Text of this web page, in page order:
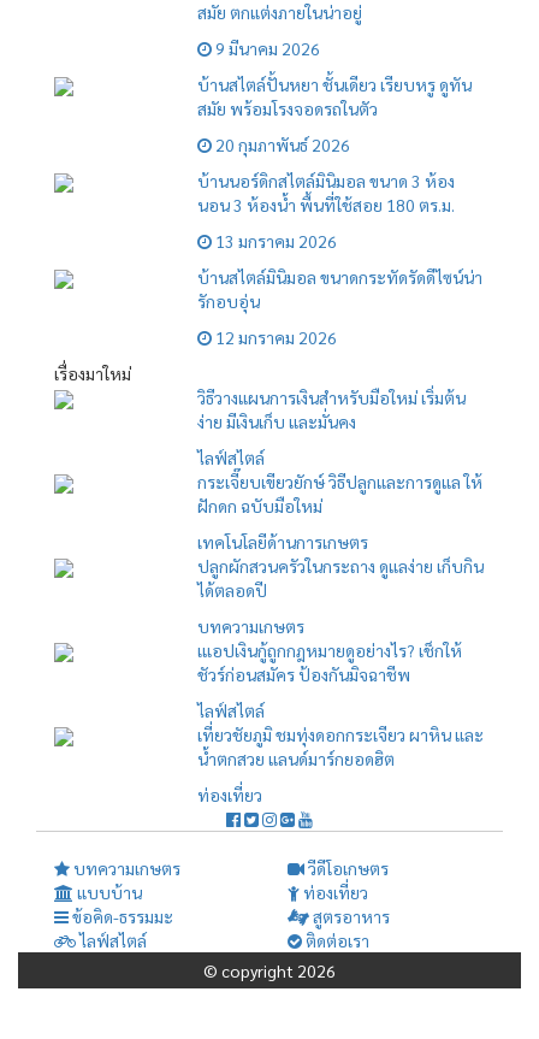
สมัย ตกแต่งภายในน่าอยู่
9 มีนาคม 2026
บ้านสไตล์ปั้นหยา ชั้นเดียว เรียบหรู ดูทัน
สมัย พร้อมโรงจอดรถในตัว
20 กุมภาพันธ์ 2026
บ้านนอร์ดิกสไตล์มินิมอล ขนาด 3 ห้อง
นอน 3 ห้องน้ำ พื้นที่ใช้สอย 180 ตร.ม.
13 มกราคม 2026
บ้านสไตล์มินิมอล ขนาดกระทัดรัดดีไซน์น่า
รักอบอุ่น
12 มกราคม 2026
เรื่องมาใหม่
วิธีวางแผนการเงินสำหรับมือใหม่ เริ่มต้น
ง่าย มีเงินเก็บ และมั่นคง
ไลฟ์สไตล์
กระเจี๊ยบเขียวยักษ์ วิธีปลูกและการดูแล ให้
ฝักดก ฉบับมือใหม่
เทคโนโลยีด้านการเกษตร
ปลูกผักสวนครัวในกระถาง ดูแลง่าย เก็บกิน
ได้ตลอดปี
บทความเกษตร
เแอปเงินกู้ถูกกฎหมายดูอย่างไร? เช็กให้
ชัวร์ก่อนสมัคร ป้องกันมิจฉาชีพ
ไลฟ์สไตล์
เที่ยวชัยภูมิ ชมทุ่งดอกกระเจียว ผาหิน และ
น้ำตกสวย แลนด์มาร์กยอดฮิต
ท่องเที่ยว
บทความเกษตร
วีดีโอเกษตร
แบบบ้าน
ท่องเที่ยว
ข้อคิด-ธรรมมะ
สูตรอาหาร
ไลฟ์สไตล์
ติดต่อเรา
© copyright 2026